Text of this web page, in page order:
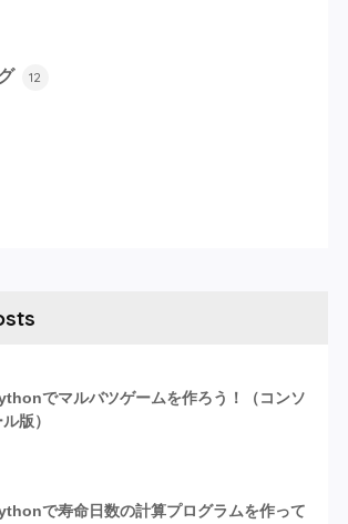
12
でマルバツゲームを作ろう！（コンソ
版）
で寿命日数の計算プログラムを作って